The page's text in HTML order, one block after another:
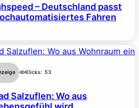
– Deutschland passt
Fahren
Klicks: 53
Salzuflen: Wo aus